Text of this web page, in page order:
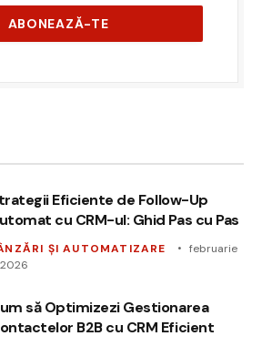
Eficiente de Follow-Up
cu CRM-ul: Ghid Pas cu Pas
ȘI AUTOMATIZARE
februarie
să Optimizezi Gestionarea
B2B cu CRM Eficient